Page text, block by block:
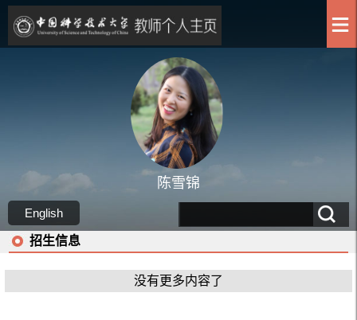
陈雪锦
English
招生信息
没有更多内容了